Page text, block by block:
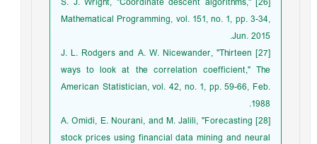
Mathematical Programming, vol. 151, no. 1, pp. 3-34,
Jun. 2015.
[27] J. L. Rodgers and A. W. Nicewander, "Thirteen
ways to look at the correlation coefficient," The
American Statistician, vol. 42, no. 1, pp. 59-66, Feb.
1988.
[28] A. Omidi, E. Nourani, and M. Jalili, "Forecasting
stock prices using financial data mining and neural